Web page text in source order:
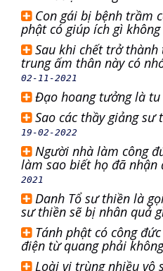
Con gái bị bệnh trầm
phật có giúp ích gì không
Sau khi chết trở
trung ấm thân này có
02-11-2021
Đạo hoang tưởng là
Sao các thầy giảng
19-02-2022
Người nhà làm công
làm sao biết họ đã nhận
2021
Danh Tổ sư thiền là
sư thiền sẽ bị nhân quả
Tánh phật có công
điện từ quang phải
Loài vi trùng nhiều vô